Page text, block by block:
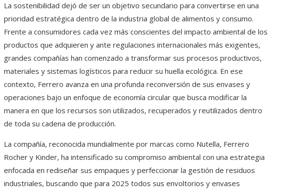
La sostenibilidad dejó de ser un objetivo secundario para convertirse en una
prioridad estratégica dentro de la industria global de alimentos y consumo.
Frente a consumidores cada vez más conscientes del impacto ambiental de los
productos que adquieren y ante regulaciones internacionales más exigentes,
grandes compañías han comenzado a transformar sus procesos productivos,
materiales y sistemas logísticos para reducir su huella ecológica. En ese
contexto, Ferrero avanza en una profunda reconversión de sus envases y
operaciones bajo un enfoque de economía circular que busca modificar la
manera en que los recursos son utilizados, recuperados y reutilizados dentro
de toda su cadena de producción.
La compañía, reconocida mundialmente por marcas como Nutella, Ferrero
Rocher y Kinder, ha intensificado su compromiso ambiental con una estrategia
enfocada en rediseñar sus empaques y perfeccionar la gestión de residuos
industriales, buscando que para 2025 todos sus envoltorios y envases